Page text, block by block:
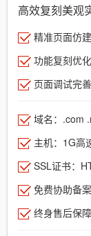
高效复刻美观
精准页面仿
功能复刻优
页面调试完
域名：.com
主机：1G高
SSL证书：
免费协助备
终身售后保